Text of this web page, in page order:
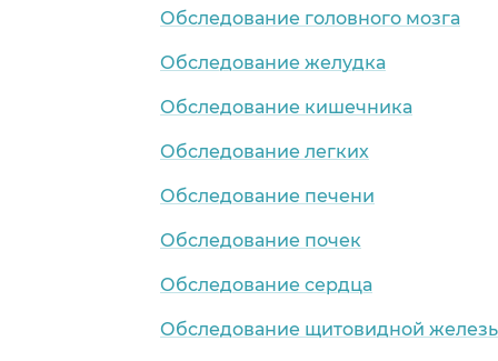
Обследование головного мозга
Обследование желудка
Обследование кишечника
Обследование легких
Обследование печени
Обследование почек
Обследование сердца
Обследование щитовидной